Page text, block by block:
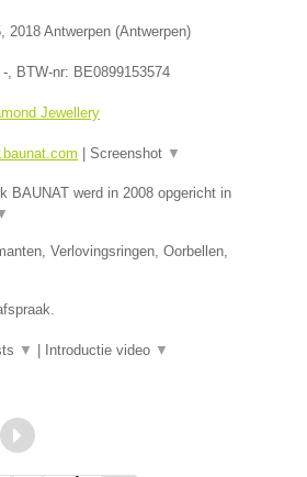
, 2018 Antwerpen (Antwerpen)
-, BTW-nr: BE0899153574
Jewellery
Screenshot ▼
BAUNAT werd in 2008 opgericht in
Verlovingsringen, Oorbellen,
▼ Introductie video ▼